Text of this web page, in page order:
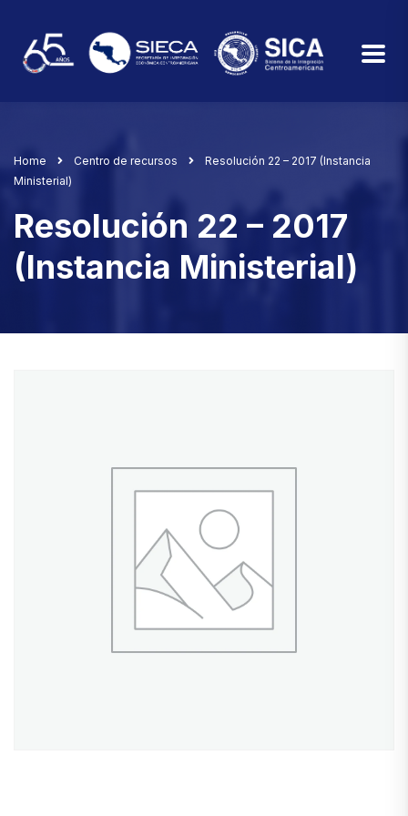
Home Centro de recursos
Resolución 22 – 2017 (Instancia
Ministerial)
Resolución 22 – 2017
(Instancia Ministerial)